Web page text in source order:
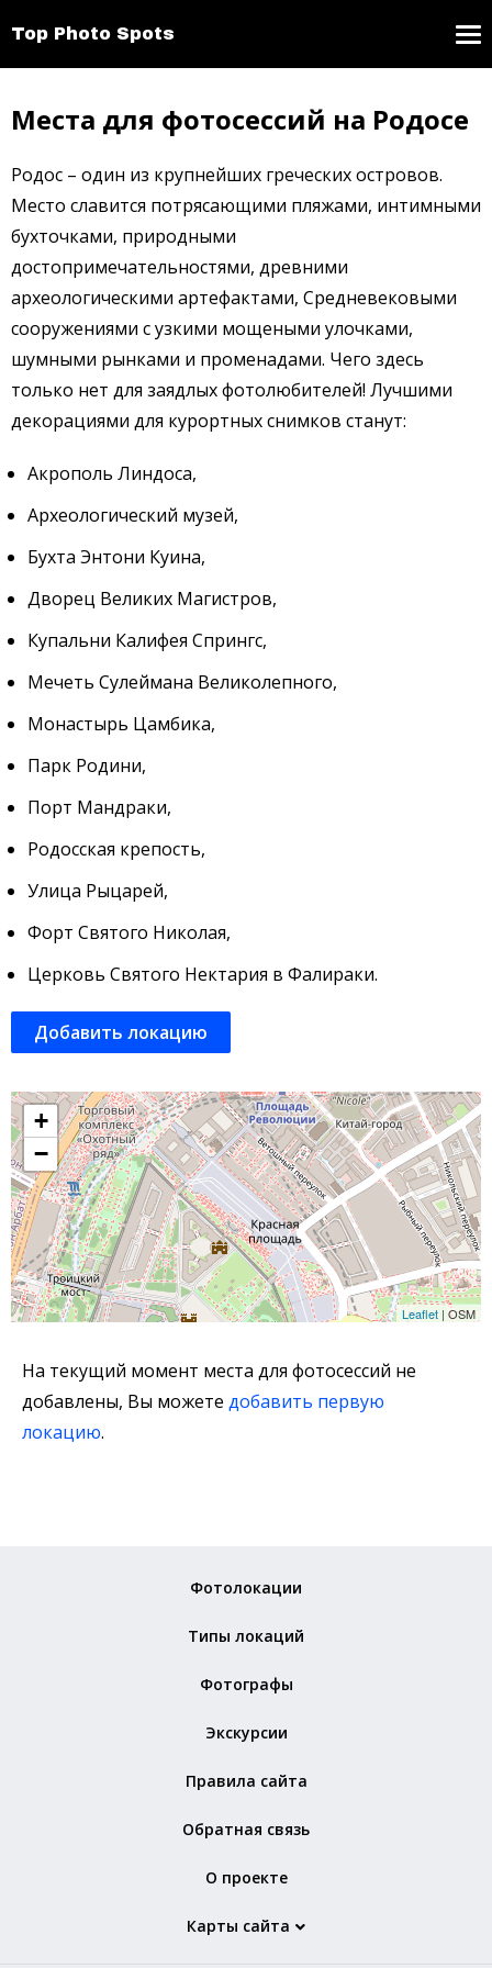
Top Photo Spots
Места для фотосессий на Родосе
Родос – один из крупнейших греческих островов.
Место славится потрясающими пляжами, интимными
бухточками, природными
достопримечательностями, древними
археологическими артефактами, Средневековыми
сооружениями с узкими мощеными улочками,
шумными рынками и променадами. Чего здесь
только нет для заядлых фотолюбителей! Лучшими
декорациями для курортных снимков станут:
Акрополь Линдоса,
Археологический музей,
Бухта Энтони Куина,
Дворец Великих Магистров,
Купальни Калифея Спрингс,
Мечеть Сулеймана Великолепного,
Монастырь Цамбика,
Парк Родини,
Порт Мандраки,
Родосская крепость,
Улица Рыцарей,
Форт Святого Николая,
Церковь Святого Нектария в Фалираки.
Добавить локацию
+
−
Leaflet | OSM
На текущий момент места для фотосессий не
добавлены, Вы можете добавить первую
локацию.
Фотолокации
Типы локаций
Фотографы
Экскурсии
Правила сайта
Обратная связь
О проекте
Карты сайта